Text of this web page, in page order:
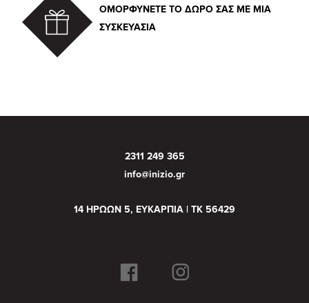
ΟΜΟΡΦΥΝΕΤΕ ΤΟ ΔΩΡΟ ΣΑΣ ΜΕ ΜΙΑ
ΣΥΣΚΕΥΑΣΙΑ
2311 249 365
info@inizio.gr
14 ΗΡΩΩΝ 5, ΕΥΚΑΡΠΙΑ | ΤΚ 56429